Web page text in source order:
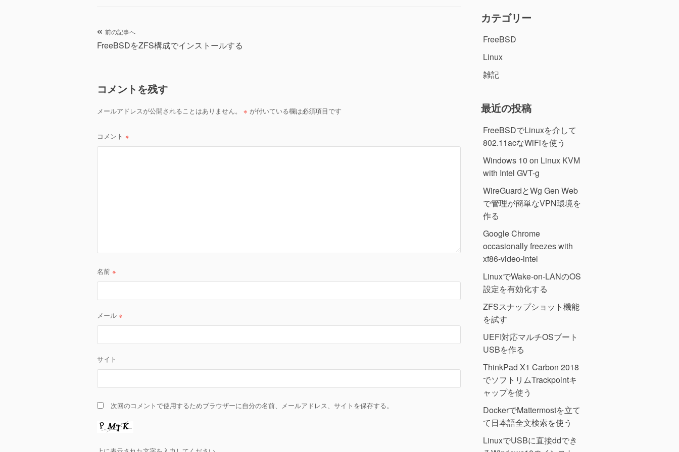
o
k
投
稿
ビ
ゲ
ー
シ
前の記事へ
FreeBSDをZFS構成でインストールする
コメントを残す
メールアドレスが公開されることはありません。 ※ が付いている欄は必須項目です
コメント ※
名前 ※
メール ※
サイト
次回のコメントで使用するためブラウザーに自分の名前、メールアドレス、サイトを保存する。
カテゴリー
FreeBSD
Linux
雑記
最近の投稿
FreeBSDでLinuxを介して
802.11acなWiFiを使う
Windows 10 on Linux KVM
with Intel GVT-g
WireGuardとWg Gen Web
で管理が簡単なVPN環境を
作る
Google Chrome
occasionally freezes with
xf86-video-intel
LinuxでWake-on-LANのOS
設定を有効化する
ZFSスナップショット機能
を試す
UEFI対応マルチOSブート
USBを作る
ThinkPad X1 Carbon 2018
でソフトリムTrackpointキ
ャップを使う
DockerでMattermostを立て
て日本語全文検索を使う
LinuxでUSBに直接ddでき